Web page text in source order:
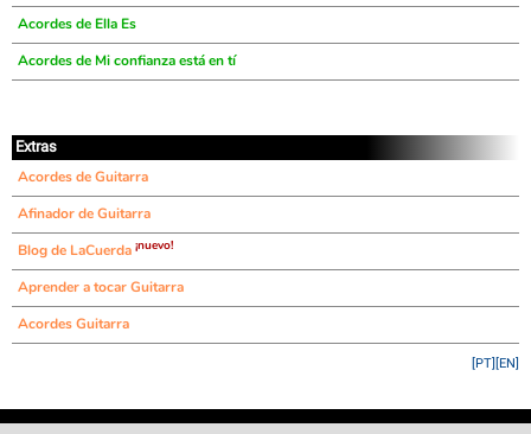
Acordes de Ella Es
Acordes de Mi confianza está en tí
Extras
Acordes de Guitarra
Afinador de Guitarra
Blog de LaCuerda ¡nuevo!
Aprender a tocar Guitarra
Acordes Guitarra
[EN]
[PT]